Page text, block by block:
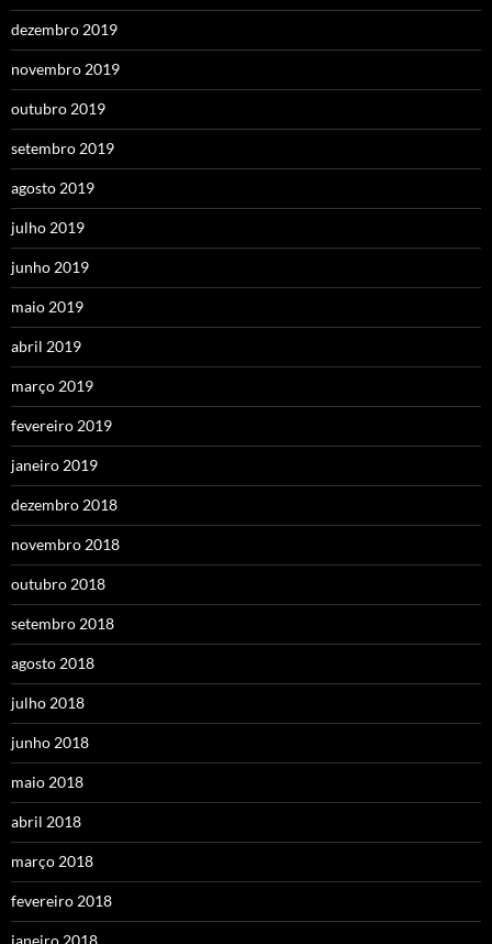
dezembro 2019
novembro 2019
outubro 2019
setembro 2019
agosto 2019
julho 2019
junho 2019
maio 2019
abril 2019
março 2019
fevereiro 2019
janeiro 2019
dezembro 2018
novembro 2018
outubro 2018
setembro 2018
agosto 2018
julho 2018
junho 2018
maio 2018
abril 2018
março 2018
fevereiro 2018
janeiro 2018